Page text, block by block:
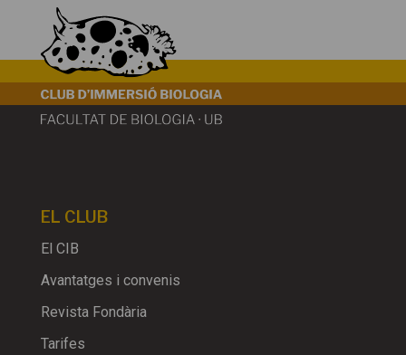
EL CLUB
El CIB
Avantatges i convenis
Revista Fondària
Tarifes